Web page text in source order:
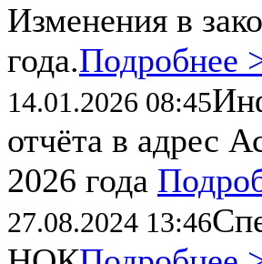
Изменения в
года.Подробнее
14.01.2026 08:45
отчёта в адрес
2026 года
27.08.2024 13:46